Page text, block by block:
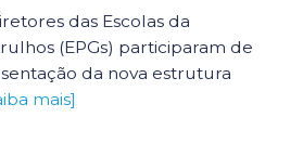
das Escolas da
(EPGs) participaram de
da nova estrutura
mais]